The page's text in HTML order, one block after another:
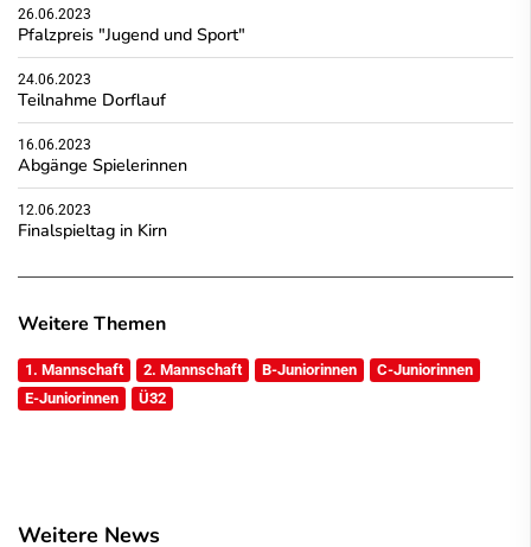
26.06.2023
Pfalzpreis "Jugend und Sport"
24.06.2023
Teilnahme Dorflauf
16.06.2023
Abgänge Spielerinnen
12.06.2023
Finalspieltag in Kirn
Weitere Themen
1. Mannschaft 2. Mannschaft B-Juniorinnen
C-Juniorinnen
E-Juniorinnen
Ü32
Weitere News